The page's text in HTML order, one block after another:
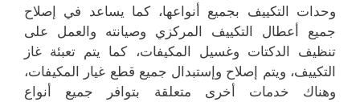
وحدات التكييف بجميع أنواعها، كما يساعد في إصلاح
جميع أعطال التكييف المركزي وصيانته والعمل على
تنظيف الدكتات وغسيل المكيفات، كما يتم تعبئة غاز
التكييف، ويتم إصلاح وإستبدال جميع قطع غيار المكيفات،
وهناك خدمات أخرى متعلقة بتوافر جميع أنواع